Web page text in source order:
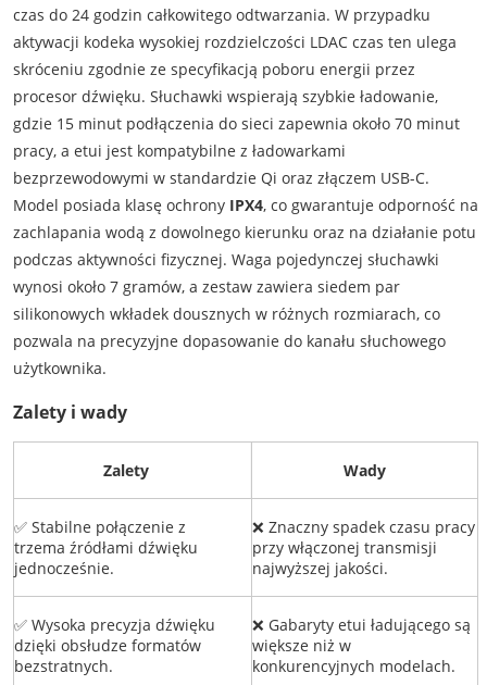
czas do 24 godzin całkowitego odtwarzania. W przypadku
aktywacji kodeka wysokiej rozdzielczości LDAC czas ten ulega
skróceniu zgodnie ze specyfikacją poboru energii przez
procesor dźwięku. Słuchawki wspierają szybkie ładowanie,
gdzie 15 minut podłączenia do sieci zapewnia około 70 minut
pracy, a etui jest kompatybilne z ładowarkami
bezprzewodowymi w standardzie Qi oraz złączem USB-C.
Model posiada klasę ochrony IPX4, co gwarantuje odporność na
zachlapania wodą z dowolnego kierunku oraz na działanie potu
podczas aktywności fizycznej. Waga pojedynczej słuchawki
wynosi około 7 gramów, a zestaw zawiera siedem par
silikonowych wkładek dousznych w różnych rozmiarach, co
pozwala na precyzyjne dopasowanie do kanału słuchowego
użytkownika.
Zalety i wady
Zalety Wady
✅ Stabilne połączenie z
trzema źródłami dźwięku
jednocześnie.
❌ Znaczny spadek czasu pracy
przy włączonej transmisji
najwyższej jakości.
✅ Wysoka precyzja dźwięku
dzięki obsłudze formatów
bezstratnych.
❌ Gabaryty etui ładującego są
większe niż w
konkurencyjnych modelach.